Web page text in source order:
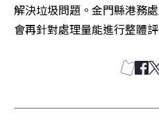
解決垃圾問題。金門縣港務
會再針對處理量能進行整體評